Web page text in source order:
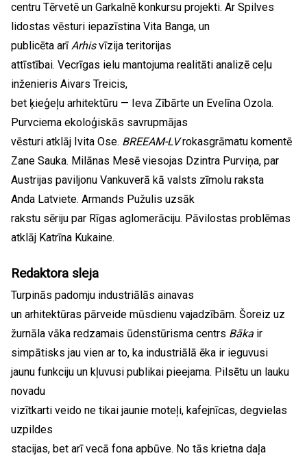
centru Tērvetē un Garkalnē konkursu projekti. Ar Spilves
lidostas vēsturi iepazīstina Vita Banga, un
publicēta arīArhisvīzija teritorijas
attīstībai. Vecrīgas ielu mantojuma realitāti analizē ceļu
inženieris Aivars Treicis,
bet ķieģeļu arhitektūru — Ieva Zībārte un Evelīna Ozola.
Purvciema ekoloģiskās savrupmājas
vēsturi atklāj Ivita Ose. BREEAM-LVrokasgrāmatu komentē
Zane Sauka. Milānas Mesē viesojas Dzintra Purviņa, par
Austrijas paviljonu Vankuverā kā valsts zīmolu raksta
Anda Latviete. Armands Pužulis uzsāk
rakstu sēriju par Rīgas aglomerāciju. Pāvilostas problēmas
atklāj Katrīna Kukaine.
Redaktora sleja
Turpinās padomju industriālās ainavas
un arhitektūras pārveide mūsdienu vajadzībām. Šoreiz uz
žurnāla vāka redzamais ūdenstūrisma centrs Bāka ir
simpātisks jau vien ar to, ka industriālā ēka ir ieguvusi
jaunu funkciju un kļuvusi publikai pieejama. Pilsētu un lauku
novadu
vizītkarti veido ne tikai jaunie moteļi, kafejnīcas, degvielas
uzpildes
stacijas, bet arī vecā fona apbūve. No tās krietna daļa